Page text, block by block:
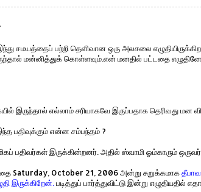
சமயத்தைப் பற்றி தெளிவான ஒரு அலசலை
மன்னித்துக் கொள்ளவும்.என் மனதில் பட்டதை
இருந்தால் எல்லாம் சரியாகவே இருப்பதாக தெரிவது மன
பதிவுக்கும் என்ன சம்பந்தம் ?
பதிவர்கள் இருக்கின்றனர். அதில் ஸ்வாமி ஓம்காரும்
Saturday, October 21, 2006 அன்று சுறுக்கமாக
இருக்கிறேன்.படித்துப் பார்த்துவிட்டு இன்று எழுதியதில்